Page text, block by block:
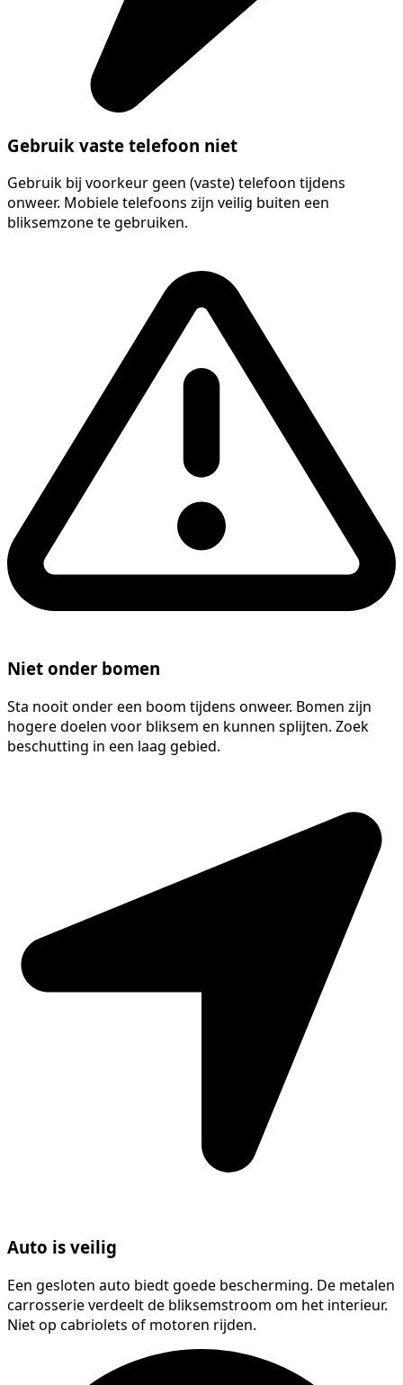
Gebruik vaste telefoon niet
Gebruik bij voorkeur geen (vaste) telefoon tijdens
onweer. Mobiele telefoons zijn veilig buiten een
bliksemzone te gebruiken.
Niet onder bomen
Sta nooit onder een boom tijdens onweer. Bomen zijn
hogere doelen voor bliksem en kunnen splijten. Zoek
beschutting in een laag gebied.
Auto is veilig
Een gesloten auto biedt goede bescherming. De metalen
carrosserie verdeelt de bliksemstroom om het interieur.
Niet op cabriolets of motoren rijden.